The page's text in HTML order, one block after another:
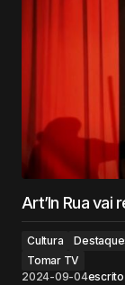
Art’In Rua vai
Cultura
Tomar TV
2024-09-04